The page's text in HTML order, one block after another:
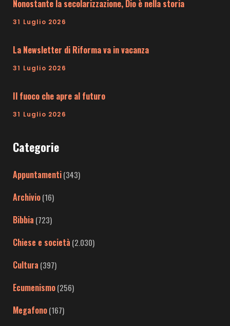
Nonostante la secolarizzazione, Dio è nella storia
31 Luglio 2026
La Newsletter di Riforma va in vacanza
31 Luglio 2026
Il fuoco che apre al futuro
31 Luglio 2026
Categorie
Appuntamenti(343)
Archivio(16)
Bibbia (723)
Chiese e società (2.030)
Cultura (397)
Ecumenismo(256)
Megafono(167)